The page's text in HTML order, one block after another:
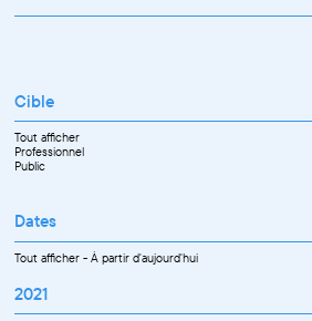
Cible
Tout afficher
Professionnel
Public
Dates
Tout afficher-À partir d'aujourd'hui
2021